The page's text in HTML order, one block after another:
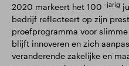
2020 markeert het 100 -jarig
bedrijf reflecteert op zijn
proefprogramma voor
blijft innoveren en zich
veranderende zakelijke en